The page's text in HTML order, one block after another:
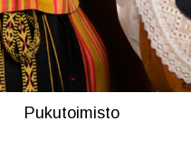
Pukutoimisto